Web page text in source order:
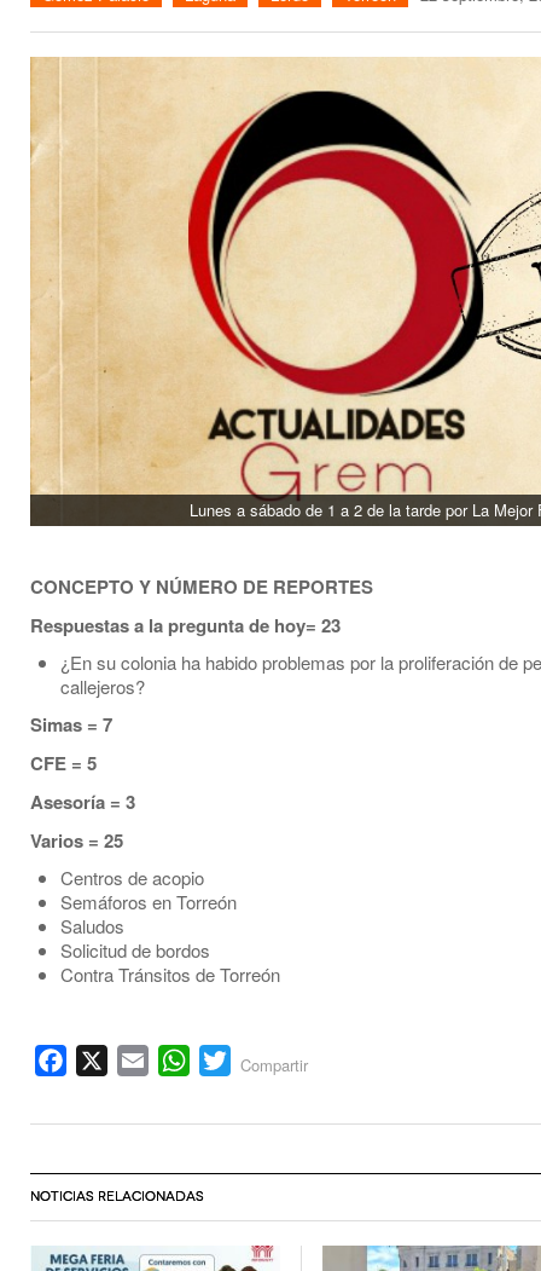
Lunes a sábado de 1 a 2 de la tarde por La
CONCEPTO Y NÚMERO DE REPORTES
Respuestas a la pregunta de hoy= 23
¿En su colonia ha habido problemas por la proliferación de
callejeros?
Simas = 7
CFE = 5
Asesoría = 3
Varios = 25
Centros de acopio
Semáforos en Torreón
Saludos
Solicitud de bordos
Contra Tránsitos de Torreón
Facebook Email WhatsApp
Twitter
Compartir
NOTICIAS RELACIONADAS